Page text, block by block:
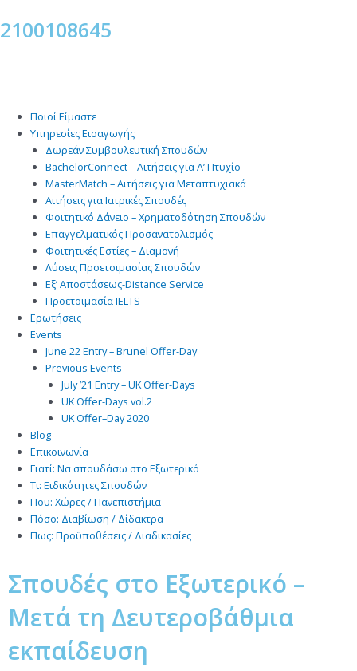
στο
περιεχόμενο
2100108645
Ποιοί Είμαστε
Υπηρεσίες Εισαγωγής
Δωρεάν Συμβουλευτική Σπουδών
BachelorConnect – Αιτήσεις για Α’ Πτυχίο
MasterMatch – Αιτήσεις για Μεταπτυχιακά
Αιτήσεις για Ιατρικές Σπουδές
Φοιτητικό Δάνειο – Χρηματοδότηση Σπουδών
Επαγγελματικός Προσανατολισμός
Φοιτητικές Εστίες – Διαμονή
Λύσεις Προετοιμασίας Σπουδών
Εξ’ Αποστάσεως-Distance Service
Προετοιμασία IELTS
Ερωτήσεις
Events
June 22 Entry – Brunel Offer-Day
Previous Events
July ’21 Entry – UK Offer-Days
UK Offer-Days vol.2
UK Offer–Day 2020
Blog
Επικοινωνία
Γιατί: Nα σπουδάσω στο Εξωτερικό
Τι: Ειδικότητες Σπουδών
Που: Χώρες / Πανεπιστήμια
Πόσο: Διαβίωση / Δίδακτρα
Πως: Προϋποθέσεις / Διαδικασίες
Σπουδές στο Eξωτερικό –
Μετά τη Δευτεροβάθμια
εκπαίδευση